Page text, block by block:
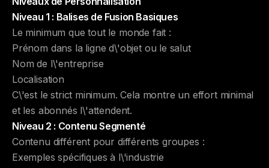
Niveau 1 : Balises de Fusion Basiques
Le minimum que tout le monde fait :
Prénom dans la ligne d\'objet ou le salut
Nom de l\'entreprise
Localisation
C\'est le strict minimum. Cela montre un effort minimal
et les abonnés l\'attendent.
Niveau 2 : Contenu Segmenté
Contenu différent pour différents groupes :
Exemples spécifiques à l\'industrie